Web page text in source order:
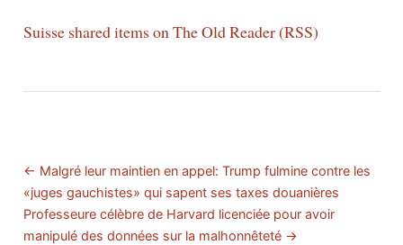
Suisse shared items on The Old Reader (RSS)
← Malgré leur maintien en appel: Trump fulmine contre les
«juges gauchistes» qui sapent ses taxes douanières
Professeure célèbre de Harvard licenciée pour avoir
manipulé des données sur la malhonnêteté →